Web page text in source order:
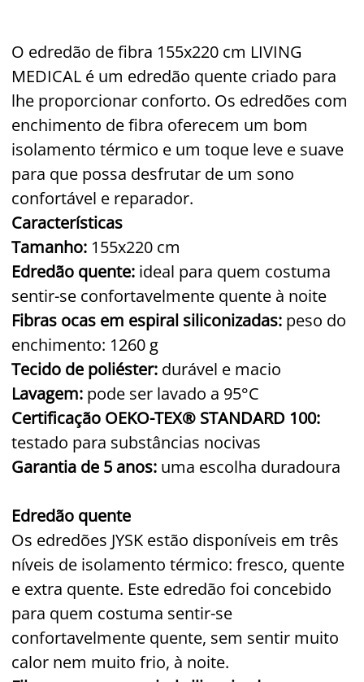
O edredão de fibra 155x220 cm LIVING
MEDICAL é um edredão quente criado para
lhe proporcionar conforto. Os edredões com
enchimento de fibra oferecem um bom
isolamento térmico e um toque leve e suave
para que possa desfrutar de um sono
confortável e reparador.
Características
Tamanho: 155x220 cm
Edredão quente: ideal para quem costuma
sentir-se confortavelmente quente à noite
Fibras ocas em espiral siliconizadas: peso do
enchimento: 1260 g
Tecido de poliéster: durável e macio
Lavagem: pode ser lavado a 95°C
Certificação OEKO-TEX® STANDARD 100:
testado para substâncias nocivas
Garantia de 5 anos: uma escolha duradoura
Edredão quente
Os edredões JYSK estão disponíveis em três
níveis de isolamento térmico: fresco, quente
e extra quente. Este edredão foi concebido
para quem costuma sentir-se
confortavelmente quente, sem sentir muito
calor nem muito frio, à noite.